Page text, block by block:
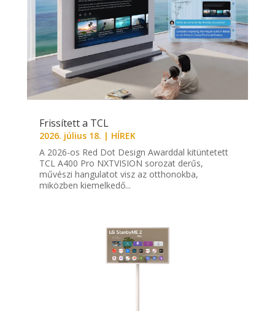
Frissített a TCL
2026. július 18. | HÍREK
A 2026-os Red Dot Design Awarddal kitüntetett
TCL A400 Pro NXTVISION sorozat derűs,
művészi hangulatot visz az otthonokba,
miközben kiemelkedő...